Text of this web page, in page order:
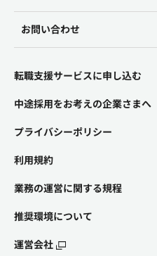
お問い合わせ
転職支援サービスに申し込む
中途採用をお考えの企業さまへ
プライバシーポリシー
利用規約
業務の運営に関する規程
推奨環境について
運営会社